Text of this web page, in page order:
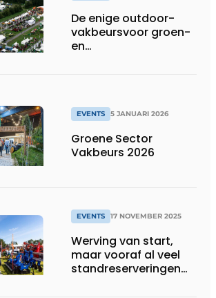
De enige outdoor-
vakbeursvoor groen-
en
EVENTS 5 JANUARI 2026
Groene Sector
Vakbeurs 2026
EVENTS 17 NOVEMBER 2025
Werving van start,
maar vooraf al veel
standreserveringen